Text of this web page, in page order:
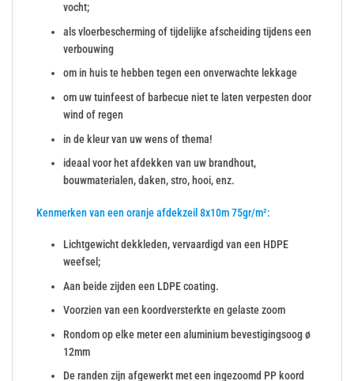
vocht;
als vloerbescherming of tijdelijke afscheiding tijdens een
verbouwing
om in huis te hebben tegen een onverwachte lekkage
om uw tuinfeest of barbecue niet te laten verpesten door
wind of regen
in de kleur van uw wens of thema!
ideaal voor het afdekken van uw brandhout,
bouwmaterialen, daken, stro, hooi, enz.
Kenmerken van een oranje afdekzeil 8x10m 75gr/m²:
Lichtgewicht dekkleden, vervaardigd van een HDPE
weefsel;
Aan beide zijden een LDPE coating.
Voorzien van een koordversterkte en gelaste zoom
Rondom op elke meter een aluminium bevestigingsoog ø
12mm
De randen zijn afgewerkt met een ingezoomd PP koord